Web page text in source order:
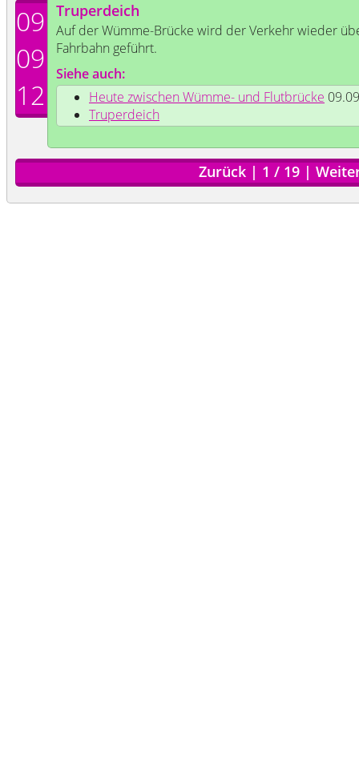
09
09
12
Truperdeich
Auf der Wümme-Brücke wird der Verkehr wieder
Fahrbahn geführt.
Siehe auch:
Heute zwischen Wümme- und Flutbrücke
Truperdeich
Zurück | 1 / 19 |